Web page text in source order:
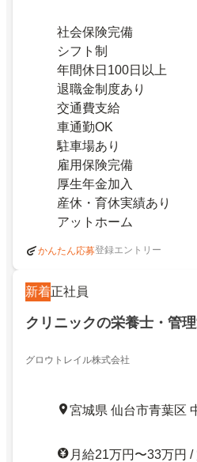
社会保険完備
シフト制
年間休日100日以上
退職金制度あり
交通費支給
車通勤OK
駐車場あり
雇用保険完備
厚生年金加入
産休・育休実績あり
アットホーム
かんたん応募登録エントリー
新着正社員
クリニックの栄養士・管
グロウトレイル株式会社
宮城県 仙台市青葉区
月給21万円〜33万円 /